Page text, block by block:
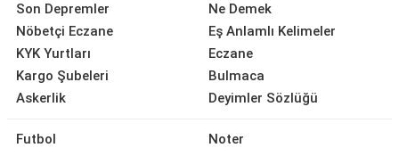
Son Depremler
Nöbetçi Eczane
KYK Yurtları
Kargo Şubeleri
Askerlik
Ne Demek
Eş Anlamlı Kelimeler
Eczane
Bulmaca
Deyimler Sözlüğü
Futbol
Noter